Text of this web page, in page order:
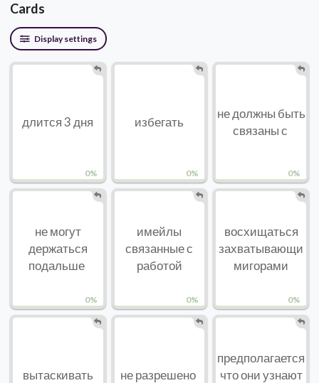
Cards
Display settings
0%
длится 3 дня
0%
избегать
0%
не должны быть
связаны с
0%
не могут
держаться
подальше
0%
имейлы
связанные с
работой
0%
восхищаться
захватывающи
мигорами
вытаскивать не разрешено
предполагается
что они узнают